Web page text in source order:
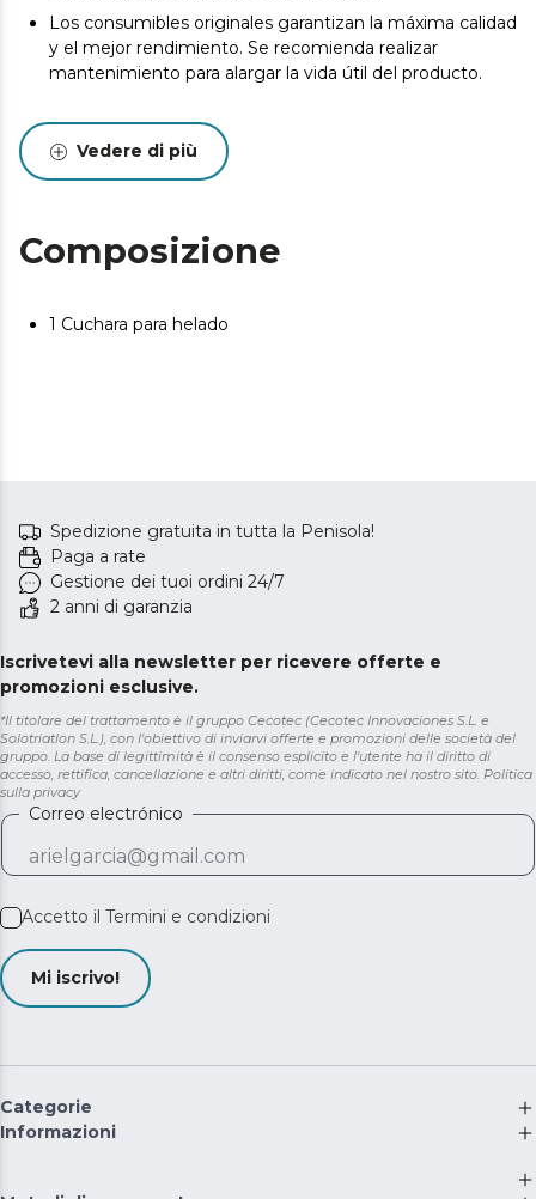
Los consumibles originales garantizan la máxima calidad
y el mejor rendimiento. Se recomienda realizar
mantenimiento para alargar la vida útil del producto.
Vedere di più
Composizione
1 Cuchara para helado
Spedizione gratuita in tutta la Penisola!
Paga a rate
Gestione dei tuoi ordini 24/7
2 anni di garanzia
Iscrivetevi alla newsletter per ricevere offerte e
promozioni esclusive.
*Il titolare del trattamento è il gruppo Cecotec (Cecotec Innovaciones S.L. e
Solotriatlon S.L.), con l'obiettivo di inviarvi offerte e promozioni delle società del
gruppo. La base di legittimità è il consenso esplicito e l'utente ha il diritto di
accesso, rettifica, cancellazione e altri diritti, come indicato nel nostro sito. Politica
sulla privacy
Correo electrónico
Accetto il Termini e condizioni
Mi iscrivo!
Categorie
Informazioni